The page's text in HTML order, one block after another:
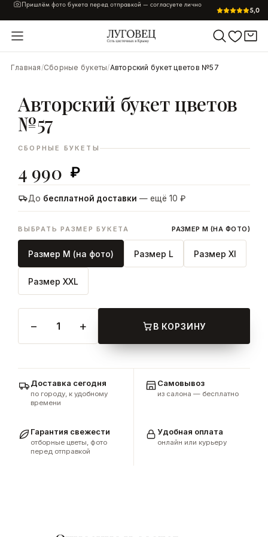
Свежие цветы каждый день · собираем вручную за 60 минут
5,0
Главная/Сборные букеты/Авторский букет цветов №57
Авторский букет цветов
№57
СБОРНЫЕ БУКЕТЫ
4 990 ₽
До бесплатной доставки — ещё 10 ₽
ВЫБРАТЬ РАЗМЕР БУКЕТА РАЗМЕР M (НА ФОТО)
Размер M (на фото) Размер L Размер Xl
Размер XXL
− 1 + В КОРЗИНУ
Доставка сегодня
по городу, к удобному
времени
Самовывоз
из салона — бесплатно
Гарантия свежести
отборные цветы, фото
перед отправкой
Удобная оплата
онлайн или курьеру